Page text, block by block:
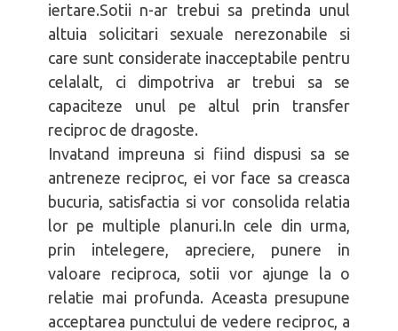
iertare.Sotii n-ar trebui sa pretinda unul
altuia solicitari sexuale nerezonabile si
care sunt considerate inacceptabile pentru
celalalt, ci dimpotriva ar trebui sa se
capaciteze unul pe altul prin transfer
reciproc de dragoste.
Invatand impreuna si fiind dispusi sa se
antreneze reciproc, ei vor face sa creasca
bucuria, satisfactia si vor consolida relatia
lor pe multiple planuri.In cele din urma,
prin intelegere, apreciere, punere in
valoare reciproca, sotii vor ajunge la o
relatie mai profunda. Aceasta presupune
acceptarea punctului de vedere reciproc, a